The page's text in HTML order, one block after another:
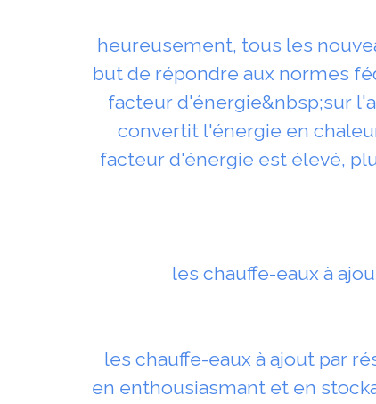
heureusement, tous les
but de répondre aux normes
facteur d'énergie&nbsp;sur
convertit l'énergie en
facteur d'énergie est élevé,
les chauffe-eaux à
les chauffe-eaux à ajout par
en enthousiasmant et en